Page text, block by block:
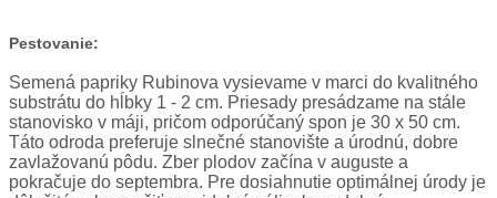
Pestovanie:
Semená papriky Rubinova vysievame v marci do kvalitného
substrátu do hĺbky 1 - 2 cm. Priesady presádzame na stále
stanovisko v máji, pričom odporúčaný spon je 30 x 50 cm.
Táto odroda preferuje slnečné stanovište a úrodnú, dobre
zavlažovanú pôdu. Zber plodov začína v auguste a
pokračuje do septembra. Pre dosiahnutie optimálnej úrody je